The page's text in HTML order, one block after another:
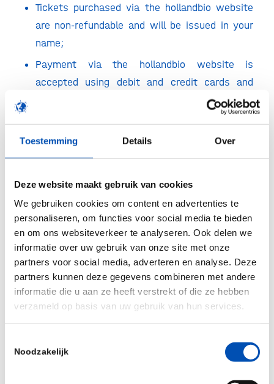
Toestemming Details Over
Deze website maakt gebruik van cookies
We gebruiken cookies om content en advertenties te
personaliseren, om functies voor social media te bieden
en om ons websiteverkeer te analyseren. Ook delen we
informatie over uw gebruik van onze site met onze
partners voor social media, adverteren en analyse. Deze
partners kunnen deze gegevens combineren met andere
informatie die u aan ze heeft verstrekt of die ze hebben
verzameld op basis van uw gebruik van hun services.
Noodzakelijk
Tickets purchased via the hollandbio website
are non-refundable and will be issued in your
name;
Payment via the hollandbio website is
accepted using debit and credit cards and
must be received in hollandbio’s account at
the given deadline; Ticket distribution will
commence upon receipt by hollandbio from the
the 16th of March, hollandbio will refund the
paid amount to your account before the early
bird discount;
Upon receiving your tickets, you will need to
complete your registration;
Hollandbio exclusively procures tickets for its
members.